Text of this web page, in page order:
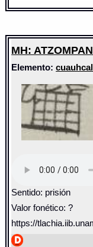
MH:
Elemento:
Sentido: prisión
Valor fonético: ?
https://